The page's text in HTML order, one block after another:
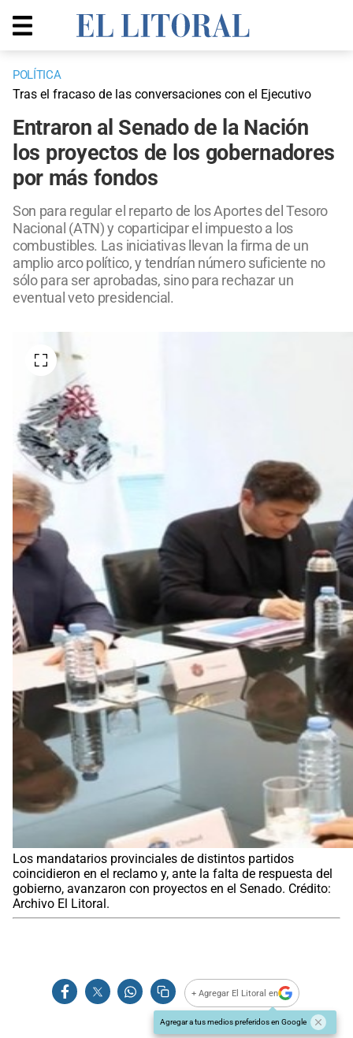
POLÍTICA
Tras el fracaso de las conversaciones con el Ejecutivo
Entraron al Senado de la Nación
los proyectos de los gobernadores
por más fondos
Son para regular el reparto de los Aportes del Tesoro
Nacional (ATN) y coparticipar el impuesto a los
combustibles. Las iniciativas llevan la firma de un
amplio arco político, y tendrían número suficiente no
sólo para ser aprobadas, sino para rechazar un
eventual veto presidencial.
Los mandatarios provinciales de distintos partidos
coincidieron en el reclamo y, ante la falta de respuesta del
gobierno, avanzaron con proyectos en el Senado. Crédito:
Archivo El Litoral.
+ Agregar El Litoral en
Agregar a tus medios preferidos en Google